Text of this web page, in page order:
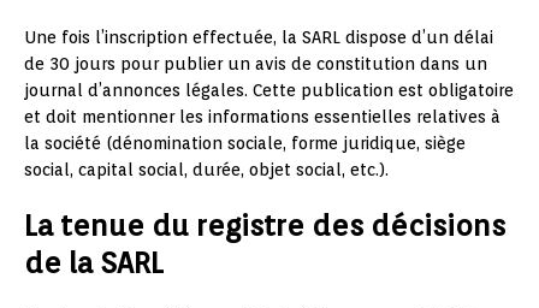
Une fois l’inscription effectuée, la SARL dispose d’un délai
de 30 jours pour publier un avis de constitution dans un
journal d’annonces légales. Cette publication est obligatoire
et doit mentionner les informations essentielles relatives à
la société (dénomination sociale, forme juridique, siège
social, capital social, durée, objet social, etc.).
La tenue du registre des décisions
de la SARL